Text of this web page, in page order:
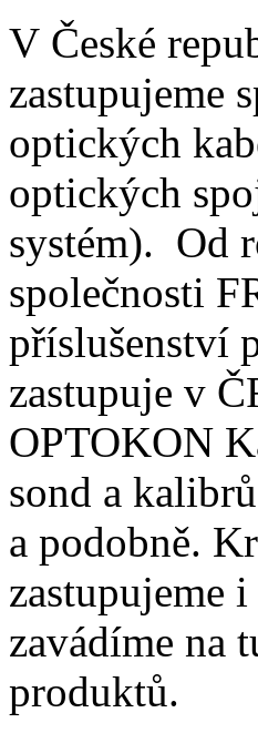
V České
zastupujeme
optických
optických
systém). Od
společnosti
příslušenství
zastupuje v
OPTOKON
sond a
a podobně.
zastupujeme
zavádíme na
produktů.